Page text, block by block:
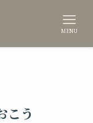
MENU
こう